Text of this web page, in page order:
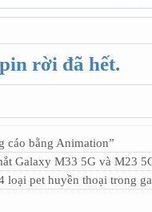
rời đã hết.
cáo bằng Animation”
Galaxy M33 5G và M23
pet huyền thoại trong